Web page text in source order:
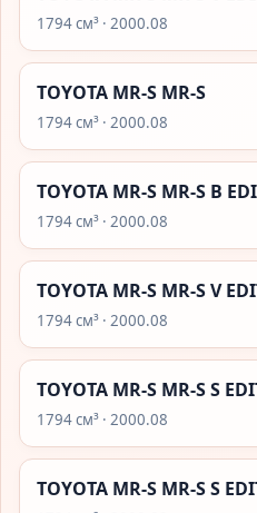
1794 см³ · 2000.08
TOYOTA MR-S MR-S
1794 см³ · 2000.08
TOYOTA MR-S MR-S B
1794 см³ · 2000.08
TOYOTA MR-S MR-S V
1794 см³ · 2000.08
TOYOTA MR-S MR-S S
1794 см³ · 2000.08
TOYOTA MR-S MR-S S